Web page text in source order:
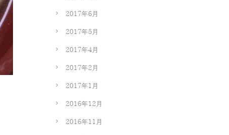
2017年6月
2017年5月
2017年4月
2017年2月
2017年1月
2016年12月
2016年11月